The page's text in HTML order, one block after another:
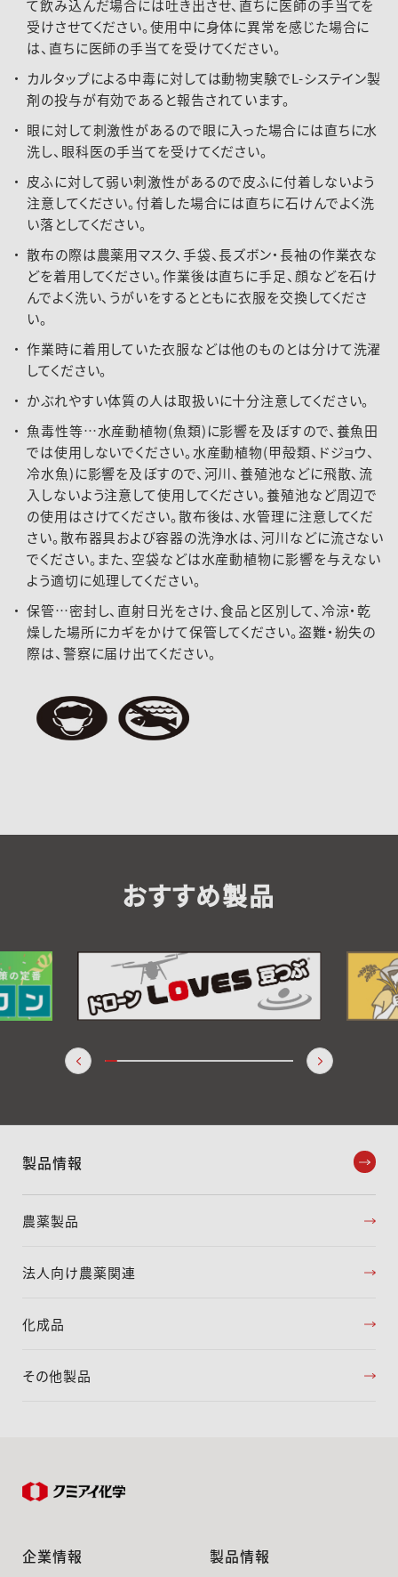
て飲み込んだ場合には吐き出させ、直ちに医師の手当てを
受けさせてください。使用中に身体に異常を感じた場合に
は、直ちに医師の手当てを受けてください。
カルタップによる中毒に対しては動物実験でL-システイン製
剤の投与が有効であると報告されています。
眼に対して刺激性があるので眼に入った場合には直ちに水
洗し、眼科医の手当てを受けてください。
皮ふに対して弱い刺激性があるので皮ふに付着しないよう
注意してください。付着した場合には直ちに石けんでよく洗
い落としてください。
散布の際は農薬用マスク、手袋、長ズボン・長袖の作業衣な
どを着用してください。作業後は直ちに手足、顔などを石け
んでよく洗い、うがいをするとともに衣服を交換してくださ
い。
作業時に着用していた衣服などは他のものとは分けて洗濯
してください。
かぶれやすい体質の人は取扱いに十分注意してください。
魚毒性等…水産動植物(魚類)に影響を及ぼすので、養魚田
では使用しないでください。水産動植物(甲殻類、ドジョウ、
冷水魚)に影響を及ぼすので、河川、養殖池などに飛散、流
入しないよう注意して使用してください。養殖池など周辺で
の使用はさけてください。散布後は、水管理に注意してくだ
さい。散布器具および容器の洗浄水は、河川などに流さない
でください。また、空袋などは水産動植物に影響を与えない
よう適切に処理してください。
保管…密封し、直射日光をさけ、食品と区別して、冷涼・乾
燥した場所にカギをかけて保管してください。盗難・紛失の
際は、警察に届け出てください。
おすすめ製品
製品情報
農薬製品
法人向け農薬関連
化成品
その他製品
企業情報 製品情報